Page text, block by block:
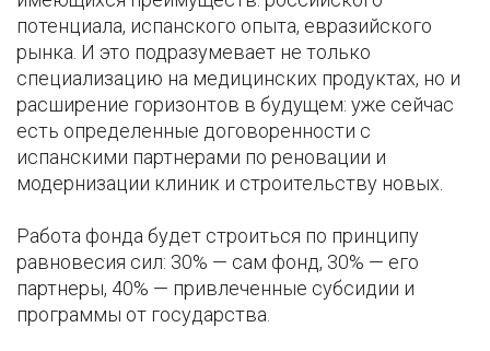
потенциала, испанского опыта, евразийского
рынка. И это подразумевает не только
специализацию на медицинских продуктах, но и
расширение горизонтов в будущем: уже сейчас
есть определенные договоренности с
испанскими партнерами по реновации и
модернизации клиник и строительству новых.
Работа фонда будет строиться по принципу
равновесия сил: 30% — сам фонд, 30% — его
партнеры, 40% — привлеченные субсидии и
программы от государства.